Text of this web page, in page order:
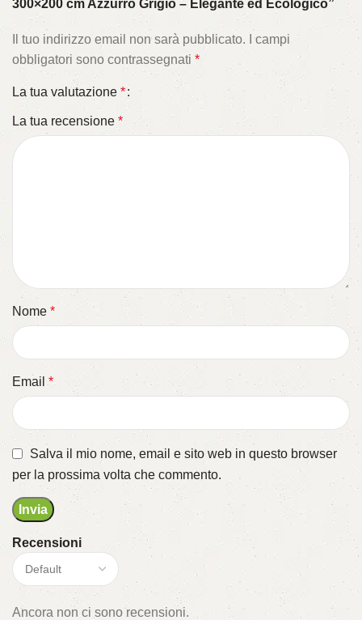
Recensioni
Ancora non ci sono recensioni.
300×200 cm Azzurro Grigio – Elegante ed Ecologico”
Il tuo indirizzo email non sarà pubblicato.
I campi
obbligatori sono contrassegnati *
La tua valutazione *
La tua recensione *
Nome *
Email*
Salva il mio nome, email e sito web in questo browser
per la prossima volta che commento.